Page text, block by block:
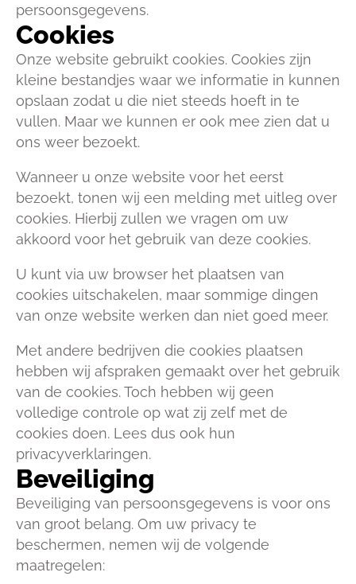
persoonsgegevens.
Cookies
Onze website gebruikt cookies. Cookies zijn
kleine bestandjes waar we informatie in kunnen
opslaan zodat u die niet steeds hoeft in te
vullen. Maar we kunnen er ook mee zien dat u
ons weer bezoekt.
Wanneer u onze website voor het eerst
bezoekt, tonen wij een melding met uitleg over
cookies. Hierbij zullen we vragen om uw
akkoord voor het gebruik van deze cookies.
U kunt via uw browser het plaatsen van
cookies uitschakelen, maar sommige dingen
van onze website werken dan niet goed meer.
Met andere bedrijven die cookies plaatsen
hebben wij afspraken gemaakt over het gebruik
van de cookies. Toch hebben wij geen
volledige controle op wat zij zelf met de
cookies doen. Lees dus ook hun
privacyverklaringen.
Beveiliging
Beveiliging van persoonsgegevens is voor ons
van groot belang. Om uw privacy te
beschermen, nemen wij de volgende
maatregelen: